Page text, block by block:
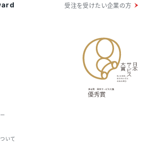
いて
受注を受けたい企業の方